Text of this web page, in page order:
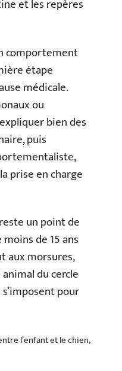
et les repères
comportement
étape
médicale.
ou
bien des
puis
prise en charge
un point de
de 15 ans
aux morsures,
du cercle
pour
l’enfant et le chien,